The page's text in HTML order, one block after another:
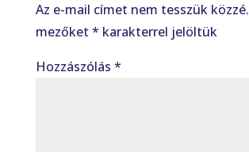
Az e-mail címet nem tesszük közzé.
mezőket * karakterrel jelöltük
Hozzászólás *